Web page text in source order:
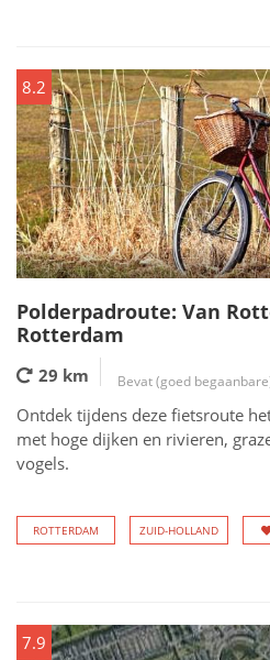
8.2
Polderpadroute: Van
Rotterdam
29 km Bevat (goed
Ontdek tijdens deze fietsroute
met hoge dijken en rivieren,
vogels.
ROTTERDAM ZUID-HOLLAND
7.9